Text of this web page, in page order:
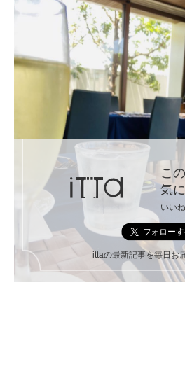
この
気
いい
ittaの最新記事を毎日お